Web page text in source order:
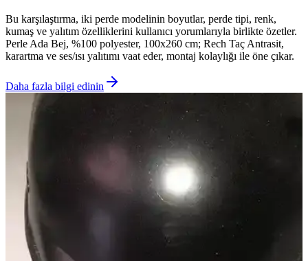
Bu karşılaştırma, iki perde modelinin boyutlar, perde tipi, renk,
kumaş ve yalıtım özelliklerini kullanıcı yorumlarıyla birlikte özetler.
Perle Ada Bej, %100 polyester, 100x260 cm; Rech Taç Antrasit,
karartma ve ses/ısı yalıtımı vaat eder, montaj kolaylığı ile öne çıkar.
Daha fazla bilgi edinin